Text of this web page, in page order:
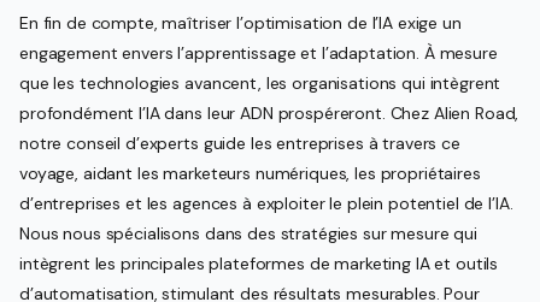
En fin de compte, maîtriser l’optimisation de l’IA exige un
engagement envers l’apprentissage et l’adaptation. À mesure
que les technologies avancent, les organisations qui intègrent
profondément l’IA dans leur ADN prospéreront. Chez Alien Road,
notre conseil d’experts guide les entreprises à travers ce
voyage, aidant les marketeurs numériques, les propriétaires
d’entreprises et les agences à exploiter le plein potentiel de l’IA.
Nous nous spécialisons dans des stratégies sur mesure qui
intègrent les principales plateformes de marketing IA et outils
d’automatisation, stimulant des résultats mesurables. Pour